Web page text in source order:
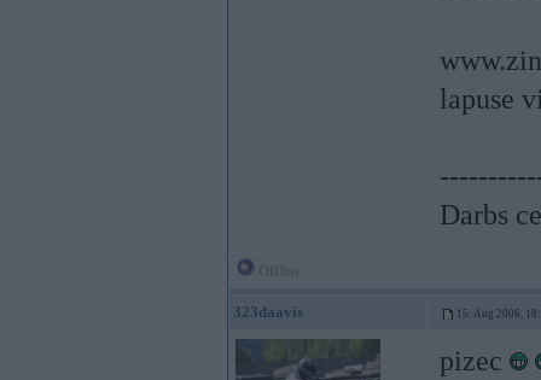
lapuse
Darbs
323daavis 15. Aug 2006,
pizec